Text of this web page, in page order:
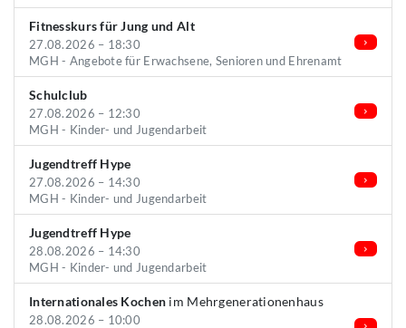
Fitnesskurs für Jung und Alt
27.08.2026 – 18:30
MGH - Angebote für Erwachsene, Senioren und Ehrenamt
Schulclub
27.08.2026 – 12:30
MGH - Kinder- und Jugendarbeit
Jugendtreff Hype
27.08.2026 – 14:30
MGH - Kinder- und Jugendarbeit
Jugendtreff Hype
28.08.2026 – 14:30
MGH - Kinder- und Jugendarbeit
Internationales Kochen im Mehrgenerationenhaus
28.08.2026 – 10:00